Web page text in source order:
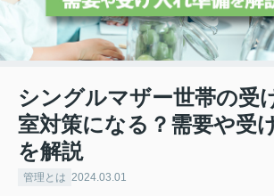
シングルマザー世帯の受
室対策になる？需要や受
を解説
管理とは 2024.03.01